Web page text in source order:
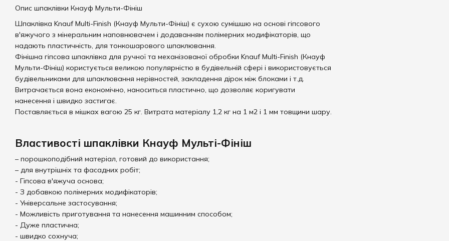
Опис шпаклівки Кнауф Мульти-Фініш
Шпаклівка Knauf Multi-Finish (Кнауф Мульти-Фініш) є сухою сумішшю на основі гіпсового
в'яжучого з мінеральним наповнювачем і додаванням полімерних модифікаторів, що
надають пластичність, для тонкошарового шпаклювання.
Фінішна гіпсова шпаклівка для ручної та механізованої обробки Knauf Multi-Finish (Кнауф
Мульти-Фініш) користується великою популярністю в будівельній сфері і використовується
будівельниками для шпаклювання нерівностей, закладення дірок між блоками і т.д.
Витрачається вона економічно, наноситься пластично, що дозволяє коригувати
нанесення і швидко застигає.
Поставляється в мішках вагою 25 кг. Витрата матеріалу 1,2 кг на 1 м2 і 1 мм товщини шару.
Властивості шпаклівки Кнауф Мульті-Фініш
– порошкоподібний матеріал, готовий до використання;
– для внутрішніх та фасадних робіт;
- Гіпсова в'яжуча основа;
- З добавкою полімерних модифікаторів;
- Універсальне застосування;
- Можливість приготування та нанесення машинним способом;
- Дуже пластична;
- швидко сохнуча;